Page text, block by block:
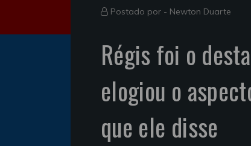
Postado por - Newton Duarte
Régis foi o
elogiou o
que ele disse